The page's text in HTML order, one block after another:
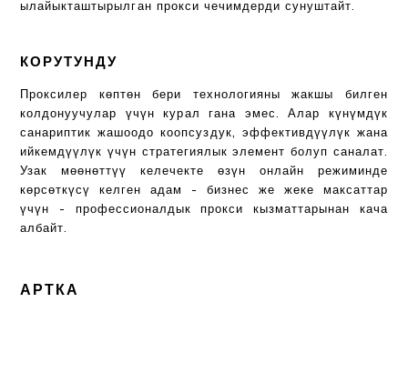
ылайыкташтырылган прокси чечимдерди сунуштайт.
КОРУТУНДУ
Проксилер көптөн бери технологияны жакшы билген
колдонуучулар үчүн курал гана эмес. Алар күнүмдүк
санариптик жашоодо коопсуздук, эффективдүүлүк жана
ийкемдүүлүк үчүн стратегиялык элемент болуп саналат.
Узак мөөнөттүү келечекте өзүн онлайн режиминде
көрсөткүсү келген адам - бизнес же жеке максаттар
үчүн - профессионалдык прокси кызматтарынан кача
албайт.
АРТКА